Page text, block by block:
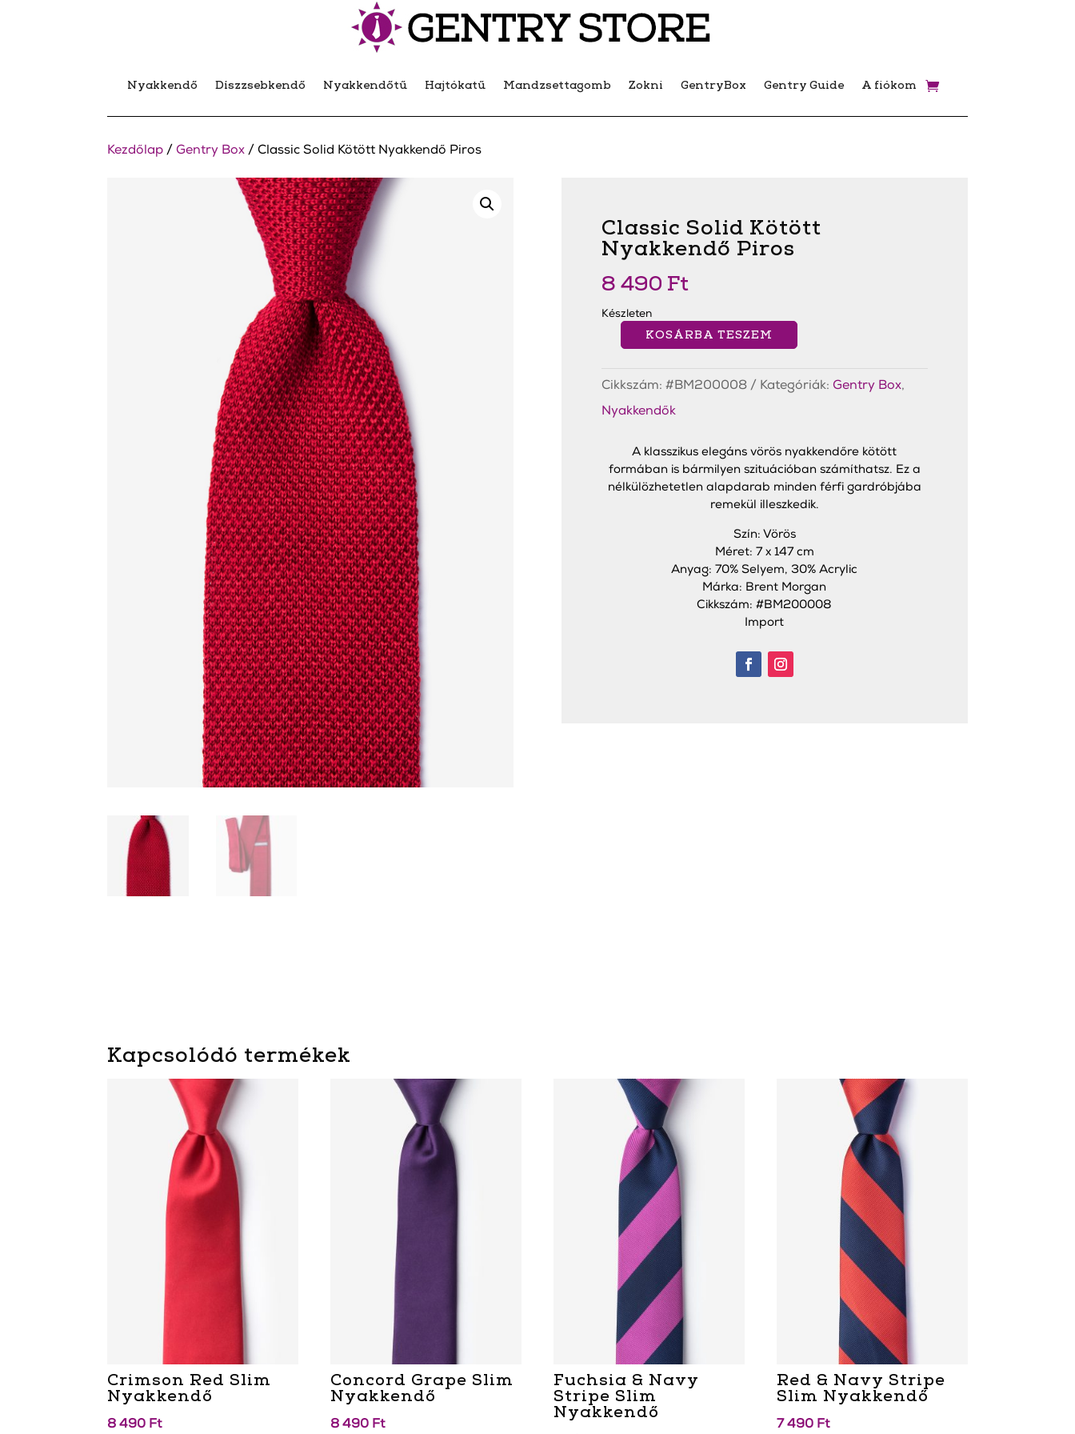
Nyakkendő Díszzsebkendő Nyakkendőtű Hajtókatű Mandzsettagomb Zokni GentryBox Gentry Guide A fiókom
Kezdőlap /Gentry Box / Classic Solid Kötött Nyakkendő Piros
Classic Solid Kötött
Nyakkendő Piros
8 490 Ft
Készleten
Solid
Piros
KOSÁRBA TESZEM
Cikkszám: #BM200008 Kategóriák: Gentry Box,
Nyakkendők
A klasszikus elegáns vörös nyakkendőre kötött
formában is bármilyen szituációban számíthatsz. Ez a
nélkülözhetetlen alapdarab minden férfi gardróbjába
remekül illeszkedik.
Szín: Vörös
Méret: 7 x 147 cm
Anyag: 70% Selyem, 30% Acrylic
Márka: Brent Morgan
Cikkszám: #BM200008
Import
Kapcsolódó termékek
Crimson Red Slim
Nyakkendő
8 490 Ft
Concord Grape Slim
Nyakkendő
8 490 Ft
Fuchsia & Navy
Stripe Slim
Nyakkendő
Red & Navy Stripe
Slim Nyakkendő
7 490 Ft